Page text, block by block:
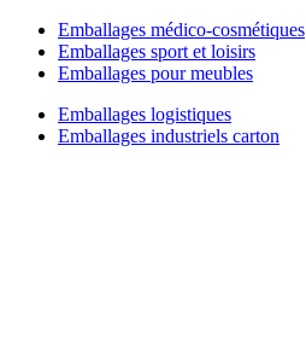
Emballages médico-cosmétiques
Emballages sport et loisirs
Emballages pour meubles
Emballages logistiques
Emballages industriels carton